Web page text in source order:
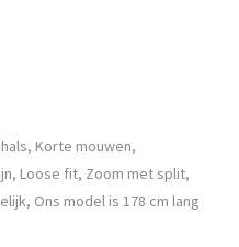
Korte mouwen,
Loose fit, Zoom met split,
Ons model is 178 cm lang